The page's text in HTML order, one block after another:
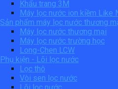
Khẩu trang 3M
Máy lọc nước ion kiềm Like
Sản phẩm máy lọc nước thương
Máy lọc nước thương mại
Máy lọc nước trường học
Long-Chen LCW
Phụ kiện - Lõi lọc nước
Lọc thô
Vòi sen lọc nước